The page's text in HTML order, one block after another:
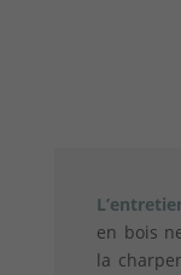
en bois
la